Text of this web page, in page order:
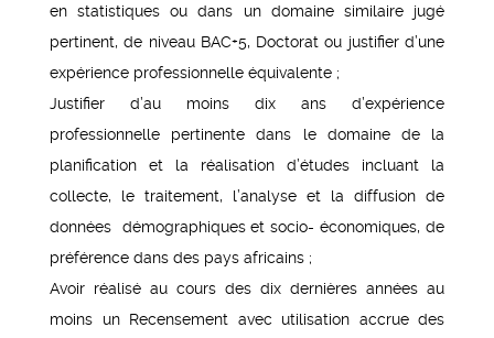
en statistiques ou dans un domaine similaire jugé
pertinent, de niveau BAC+5, Doctorat ou justifier d’une
expérience professionnelle équivalente ;
Justifier d’au moins dix ans d’expérience
professionnelle pertinente dans le domaine de la
planification et la réalisation d’études incluant la
collecte, le traitement, l’analyse et la diffusion de
données démographiques et socio- économiques, de
préférence dans des pays africains ;
Avoir réalisé au cours des dix dernières années au
moins un Recensement avec utilisation accrue des